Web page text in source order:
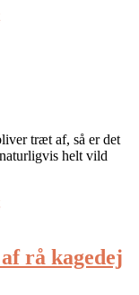
træt af, så er det
helt vild
rå kagedej